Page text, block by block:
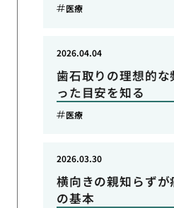
医療
歯石取りの理想的
った目安を知る
2026.04.04
医療
横向きの親知らず
の基本
2026.03.30